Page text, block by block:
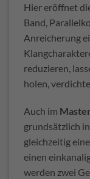
Hier eröffnet
Band,
Anreicherung
reduzieren,
holen,
Auch im
grundsätzlich
gleichzeitig
einen
werden zwei